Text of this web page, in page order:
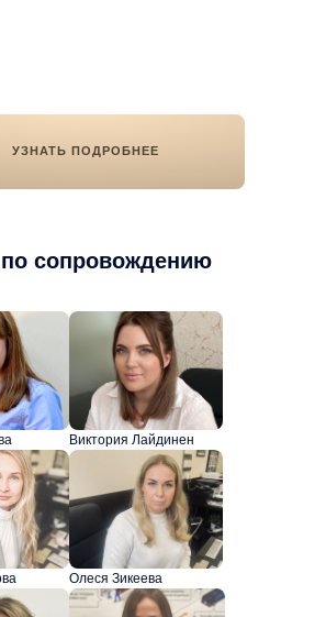
УЗНАТЬ ПОДРОБНЕЕ
сопровождению
Виктория Лайдинен
Олеся Зикеева